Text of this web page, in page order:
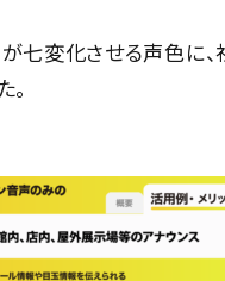
七変化させる声色に
。